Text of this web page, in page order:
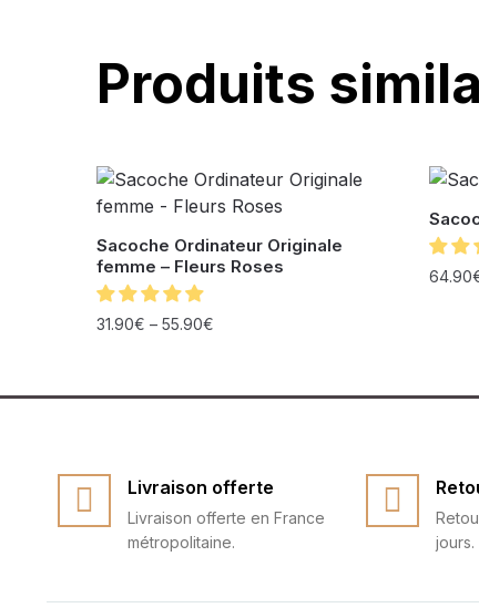
Produits
Sacoche Ordinateur Originale
femme – Fleurs Roses
31.90€ –55.90€
64.90
Livraison offerte
Livraison offerte en France
métropolitaine.
jours.